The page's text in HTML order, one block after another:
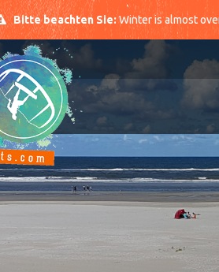
Bitte beachten Sie:Winter is almost